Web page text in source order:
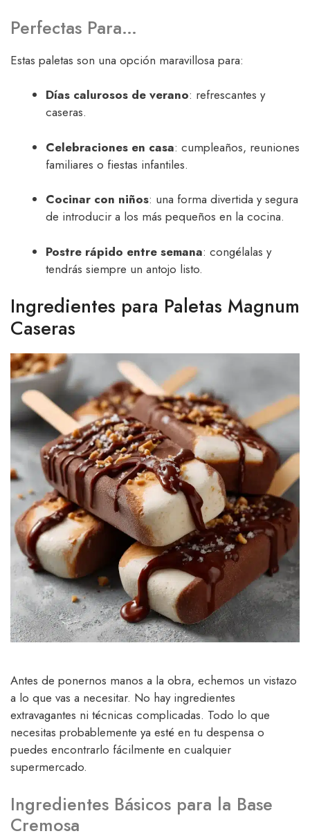
Perfectas Para…
Estas paletas son una opción maravillosa para:
Días calurosos de verano: refrescantes y
caseras.
Celebraciones en casa: cumpleaños, reuniones
familiares o fiestas infantiles.
Cocinar con niños: una forma divertida y segura
de introducir a los más pequeños en la cocina.
Postre rápido entre semana: congélalas y
tendrás siempre un antojo listo.
Ingredientes para Paletas Magnum
Caseras
Antes de ponernos manos a la obra, echemos un vistazo
a lo que vas a necesitar. No hay ingredientes
extravagantes ni técnicas complicadas. Todo lo que
necesitas probablemente ya esté en tu despensa o
puedes encontrarlo fácilmente en cualquier
supermercado.
Ingredientes Básicos para la Base
Cremosa